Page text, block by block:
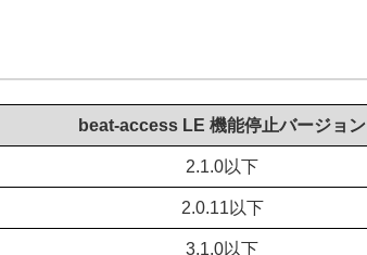
beat-access LE 機能停止バージョン
2.1.0以下
2.0.11以下
3.1.0以下